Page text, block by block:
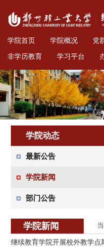
学院首页 学院概况 党
非学历教育 学习平台
学院动态
最新公告
学院新闻
部门公告
学院新闻
继续教育学院开展校外教学点